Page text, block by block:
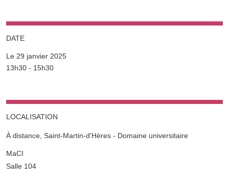
DATE
Le 29 janvier 2025
Complément date
13h30 - 15h30
LOCALISATION
À distance, Saint-Martin-d'Hères - Domaine universitaire
Complément lieu
MaCI
Salle 104